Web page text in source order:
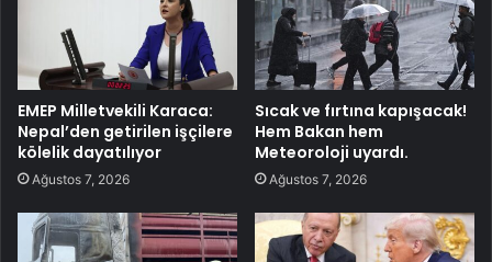
EMEP Milletvekili Karaca:
Nepal’den getirilen işçilere
kölelik dayatılıyor
Ağustos 7, 2026
Sıcak ve fırtına kapışacak!
Hem Bakan hem
Meteoroloji uyardı.
Ağustos 7, 2026